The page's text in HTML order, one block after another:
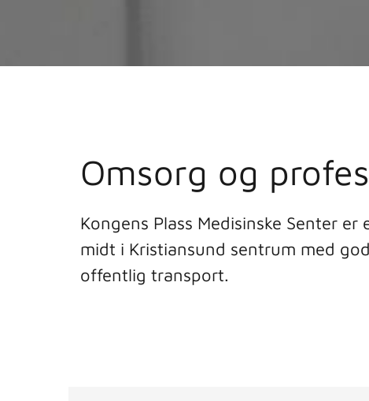
Omsorg og
Kongens Plass Medisinske Senter
midt i Kristiansund sentrum med
offentlig transport.